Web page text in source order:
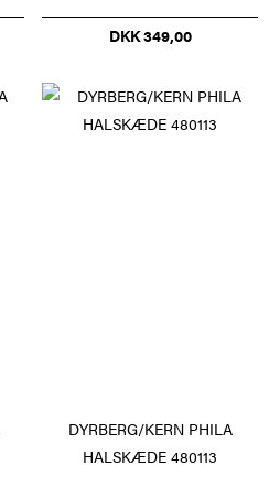
DKK 349,00
DYRBERG/KERN PHILA
HALSKÆDE 480113